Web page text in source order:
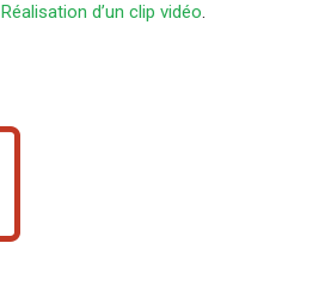
Réalisation d’un clip vidéo.